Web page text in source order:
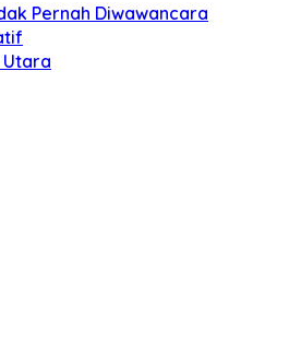
Pernah Diwawancara
Utara